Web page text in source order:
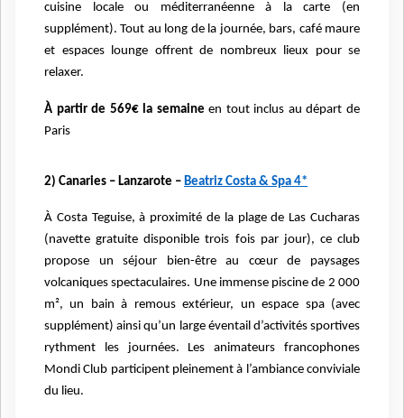
cuisine locale ou méditerranéenne à la carte (en
supplément). Tout au long de la journée, bars, café maure
et espaces lounge offrent de nombreux lieux pour se
relaxer.
À partir de 569€ la semaine en tout inclus au départ de
Paris
2) Canaries – Lanzarote – Beatriz Costa & Spa 4*
À Costa Teguise, à proximité de la plage de Las Cucharas
(navette gratuite disponible trois fois par jour), ce club
propose un séjour bien-être au cœur de paysages
volcaniques spectaculaires. Une immense piscine de 2 000
m², un bain à remous extérieur, un espace spa (avec
supplément) ainsi qu’un large éventail d’activités sportives
rythment les journées. Les animateurs francophones
Mondi Club participent pleinement à l’ambiance conviviale
du lieu.